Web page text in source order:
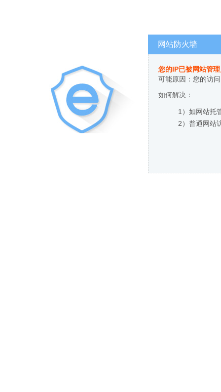
网站防火墙
您的IP已被网站管
可能原因：您的访
如何解决：
1）如网站托
2）普通网站